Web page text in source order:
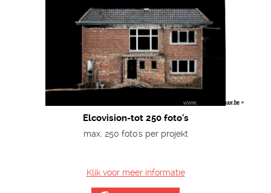
Elcovision-tot 250 foto's
max. 250 foto's per projekt
Klik voor meer informatie